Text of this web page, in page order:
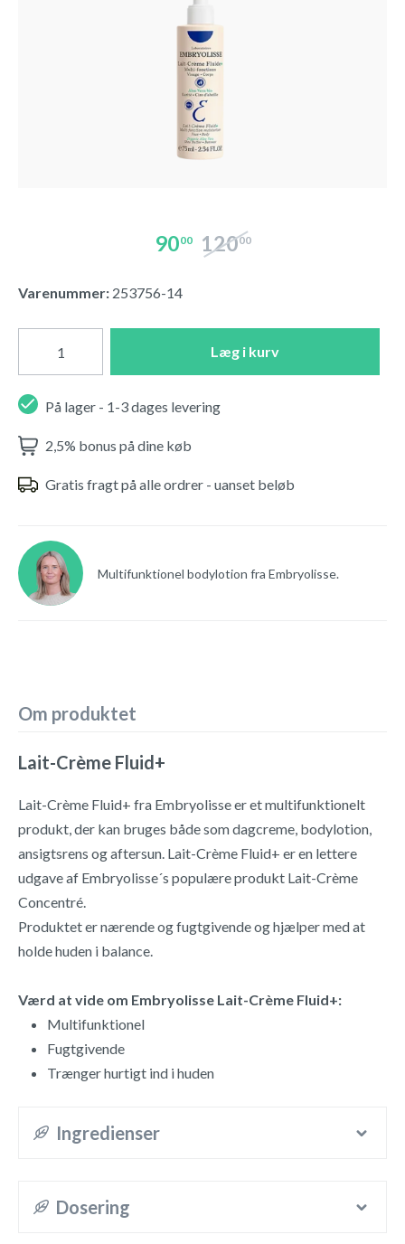
9000 12000
Varenummer: 253756-14
Læg i kurv
På lager - 1-3 dages levering
2,5% bonus på dine køb
Gratis fragt på alle ordrer - uanset beløb
Multifunktionel bodylotion fra Embryolisse.
Om produktet
Lait-Crème Fluid+
Lait-Crème Fluid+ fra Embryolisse er et multifunktionelt
produkt, der kan bruges både som dagcreme, bodylotion,
ansigtsrens og aftersun. Lait-Crème Fluid+ er en lettere
udgave af Embryolisse´s populære produkt Lait-Crème
Concentré.
Produktet er nærende og fugtgivende og hjælper med at
holde huden i balance.
Værd at vide om Embryolisse Lait-Crème Fluid+:
Multifunktionel
Fugtgivende
Trænger hurtigt ind i huden
Ingredienser
Dosering